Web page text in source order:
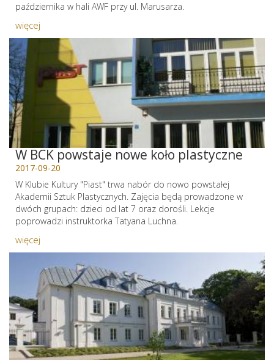
października w hali AWF przy ul. Marusarza.
więcej
W BCK powstaje nowe koło plastyczne
2017-09-20
W Klubie Kultury "Piast" trwa nabór do nowo powstałej
Akademii Sztuk Plastycznych. Zajęcia będą prowadzone w
dwóch grupach: dzieci od lat 7 oraz dorośli. Lekcje
poprowadzi instruktorka Tatyana Luchna.
więcej